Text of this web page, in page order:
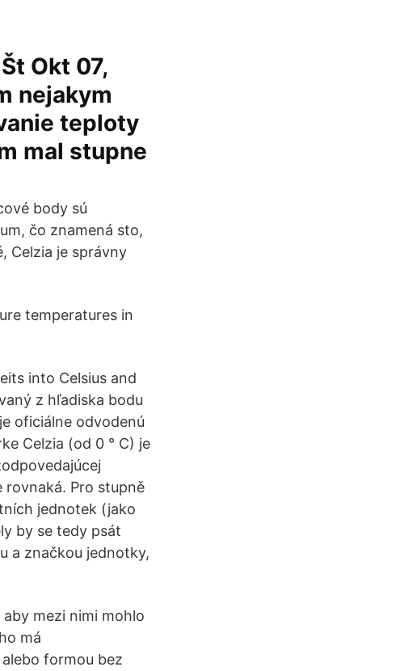
Okt 07,
nejakym
teploty
mal stupne
body sú
čo znamená sto,
Celzia je správny
temperatures in
into Celsius and
z hľadiska bodu
oficiálne odvodenú
Celzia (od 0 ° C) je
rovnaká. Pro stupně
jednotek (jako
by se tedy psát
a značkou jednotky,
mezi nimi mohlo
má
formou bez